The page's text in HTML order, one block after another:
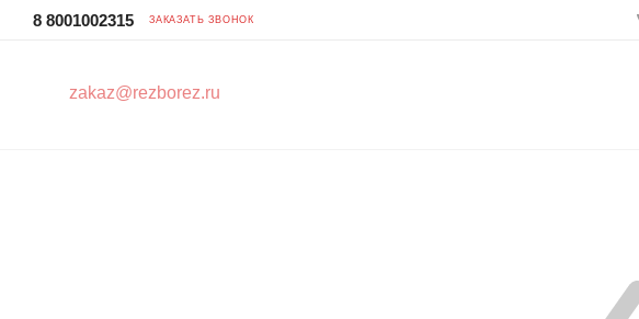
8 8001002315 ЗАКАЗАТЬ ЗВОНОК
zakaz@rezborez.ru